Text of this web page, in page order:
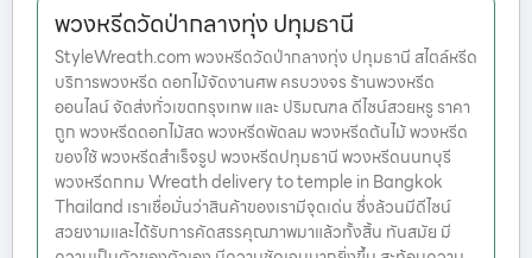
พวงหรีดวัดป่ากลางทุ่ง ปทุมธานี
StyleWreath.com พวงหรีดวัดป่ากลางทุ่ง ปทุมธานี สไตล์หรีด
บริการพวงหรีด ดอกไม้จัดงานศพ ครบวงจร ร้านพวงหรีด
ออนไลน์ จัดส่งทั่วเขตกรุงเทพ และ ปริมณฑล ดีไซน์สวยหรู ราคา
ถูก พวงหรีดดอกไม้สด พวงหรีดพัดลม พวงหรีดต้นไม้ พวงหรีด
ของใช้ พวงหรีดสำเร็จรูป พวงหรีดปทุมธานี พวงหรีดนนทบุรี
พวงหรีดกทม Wreath delivery to temple in Bangkok
Thailand เราเชื่อมั่นว่าสินค้าของเรามีจุดเด่น ซึ่งล้วนมีดีไซน์
สวยงามและได้รับการคัดสรรคุณภาพมาแล้วทั้งสิ้น ทันสมัย มี